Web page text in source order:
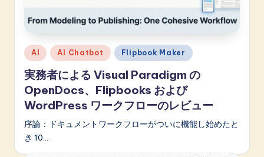
o
v
a
ti
o
n
Posted
in
AI AI Chatbot Flipbook Maker
実務者による Visual Paradigm の
OpenDocs、Flipbooks および
WordPress ワークフローのレビュー
序論：ドキュメントワークフローがついに機能し始めたと
き 10…